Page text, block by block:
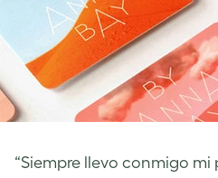
“Siempre llevo conmigo